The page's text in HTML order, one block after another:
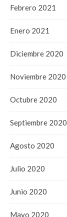
Febrero 2021
Enero 2021
Diciembre 2020
Noviembre 2020
Octubre 2020
Septiembre 2020
Agosto 2020
Julio 2020
Junio 2020
Mayo 2020